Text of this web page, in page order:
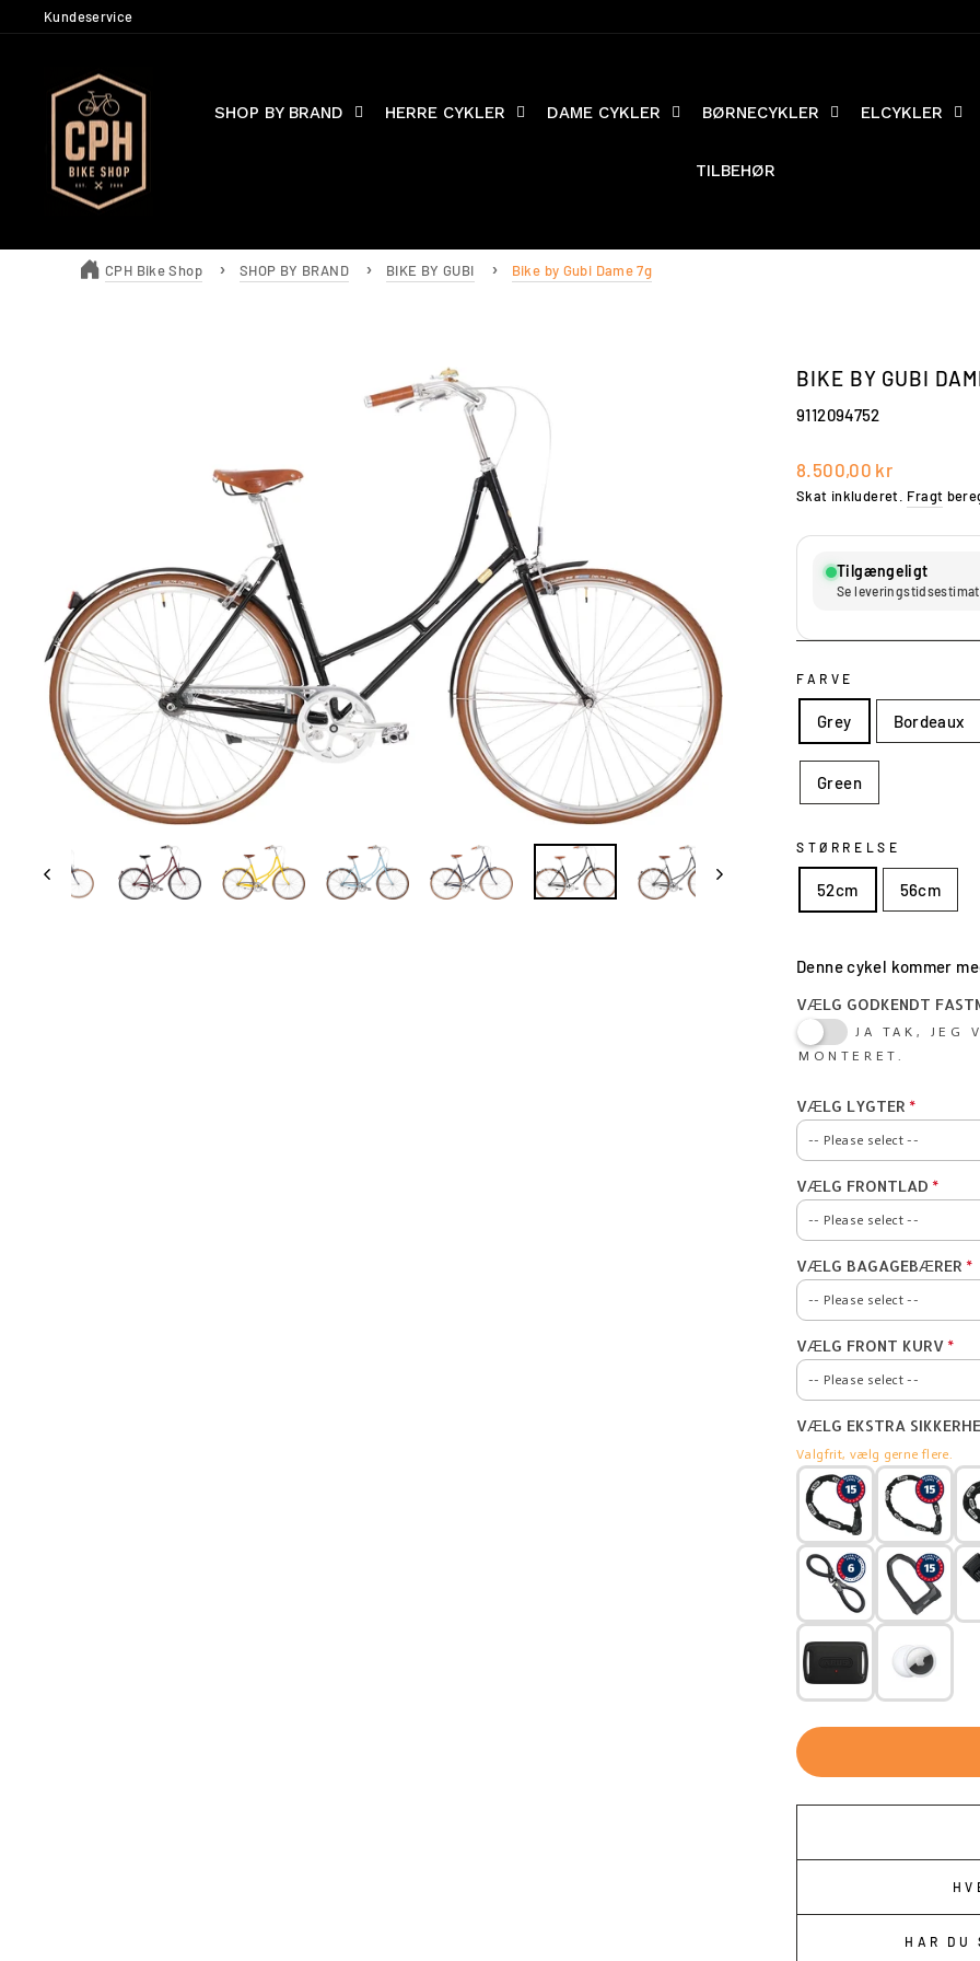
to
Kundeservice
SHOP BY BRAND HERRE CYKLER DAME CYKLER BØRNECYKLER ELCYKLER
TILBEHØR
CPH Bike Shop SHOP BY BRAND BIKE BY GUBI Bike by Gubi Dame 7g
BIKE BY GUBI
9112094752
Vejl.
pris
Vores
pris
8.500,00 kr
Skat inkluderet. Fragt
Tilgængeligt
Se
FARVE
Grey Bordeaux
Green
STØRRELSE
52cm 56cm
Denne cykel kommer
VÆLG GODKENDT
JA TAK, JEG
MONTERET.
VÆLG LYGTER
-- Please select --
NEJ TAK
ABUS GEMINI
ABUS VELA
BONTRAGER GLO/
REELIGHT SL120+
TIL CYKLER
REELIGHT SL220+
TIL CYKLER
VÆLG FRONTLAD
-- Please select --
NEJ TAK
BASIL FRONTLAD -
BASIL FRONTLAD -
BASIL PORTLAND -
VÆLG BAGAGEBÆRER
-- Please select --
NEJ TAK
ATRANVELO MED AVS
ATRANVELO MED AVS
ATRANVELO MED AVS
VÆLG FRONT KURV
-- Please select --
NEJ TAK
ALU FRONT KURV
ALU KURV SØLV
VÆLG EKSTRA
Valgfrit, vælg gerne flere.
HAR DU